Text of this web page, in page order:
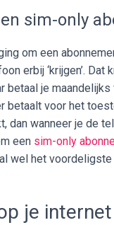
sim-only
om een
erbij ‘krijgen’. Dat
betaal je
betaalt voor het
dan wanneer je de
een sim-only
wel het
je internet